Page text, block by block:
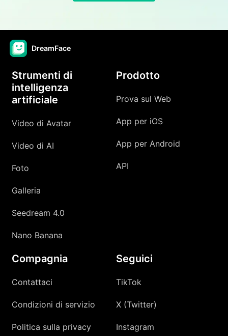
DreamFace
Strumenti di
intelligenza
artificiale
Video di Avatar
Video di AI
Foto
Galleria
Seedream 4.0
Nano Banana
Prodotto
Prova sul Web
App per iOS
App per Android
API
Compagnia
Contattaci
Condizioni di servizio
Politica sulla privacy
Seguici
TikTok
X (Twitter)
Instagram